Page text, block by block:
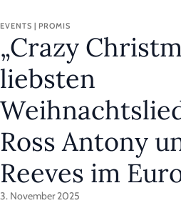
EVENTS | PROMIS
„Crazy
liebsten
Ross Antony
Reeves im
3. November 2025